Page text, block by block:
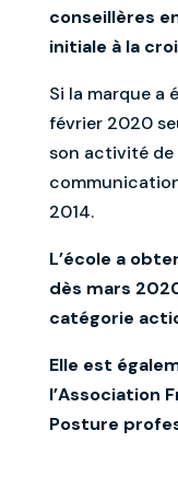
conseillères
initiale à la
Si la marque a
février 2020
son activité
2014.
L’école a
dès mars
catégorie
Elle est
l’Association
Posture